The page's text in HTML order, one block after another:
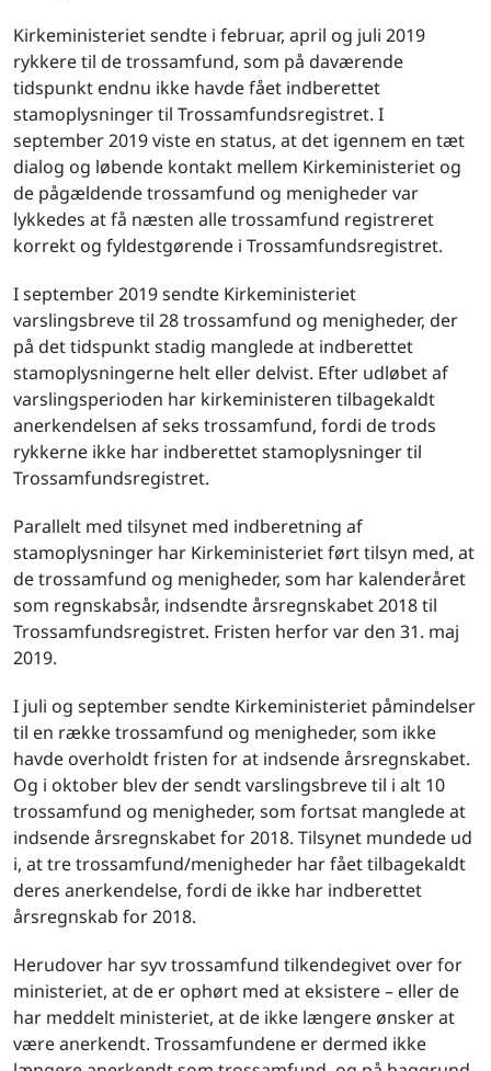
Kirkeministeriet sendte i februar, april og juli 2019
rykkere til de trossamfund, som på daværende
tidspunkt endnu ikke havde fået indberettet
stamoplysninger til Trossamfundsregistret. I
september 2019 viste en status, at det igennem en tæt
dialog og løbende kontakt mellem Kirkeministeriet og
de pågældende trossamfund og menigheder var
lykkedes at få næsten alle trossamfund registreret
korrekt og fyldestgørende i Trossamfundsregistret.
I september 2019 sendte Kirkeministeriet
varslingsbreve til 28 trossamfund og menigheder, der
på det tidspunkt stadig manglede at indberettet
stamoplysningerne helt eller delvist. Efter udløbet af
varslingsperioden har kirkeministeren tilbagekaldt
anerkendelsen af seks trossamfund, fordi de trods
rykkerne ikke har indberettet stamoplysninger til
Trossamfundsregistret.
Parallelt med tilsynet med indberetning af
stamoplysninger har Kirkeministeriet ført tilsyn med, at
de trossamfund og menigheder, som har kalenderåret
som regnskabsår, indsendte årsregnskabet 2018 til
Trossamfundsregistret. Fristen herfor var den 31. maj
2019.
I juli og september sendte Kirkeministeriet påmindelser
til en række trossamfund og menigheder, som ikke
havde overholdt fristen for at indsende årsregnskabet.
Og i oktober blev der sendt varslingsbreve til i alt 10
trossamfund og menigheder, som fortsat manglede at
indsende årsregnskabet for 2018. Tilsynet mundede ud
i, at tre trossamfund/menigheder har fået tilbagekaldt
deres anerkendelse, fordi de ikke har indberettet
årsregnskab for 2018.
Herudover har syv trossamfund tilkendegivet over for
ministeriet, at de er ophørt med at eksistere – eller de
har meddelt ministeriet, at de ikke længere ønsker at
være anerkendt. Trossamfundene er dermed ikke